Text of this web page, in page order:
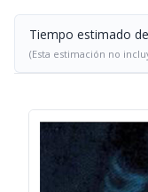
Tiempo estimado
(Esta estimación no